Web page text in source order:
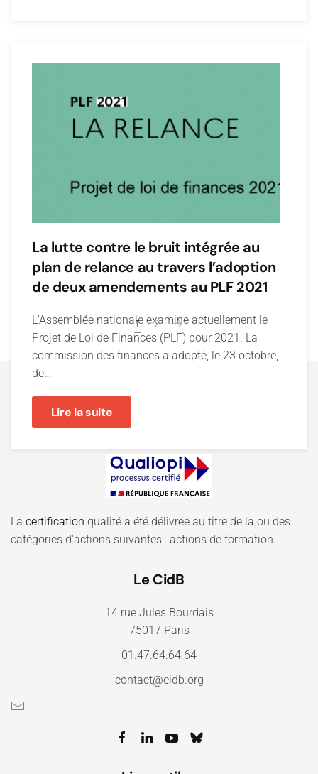
La lutte contre le bruit intégrée au
plan de relance au travers l’adoption
de deux amendements au PLF 2021
L'Assemblée nationale examine actuellement le
Projet de Loi de Finances (PLF) pour 2021. La
commission des finances a adopté, le 23 octobre,
de…
Lire la suite
1 2
La certification qualité a été délivrée au titre de la ou des
catégories d'actions suivantes : actions de formation.
Le CidB
14 rue Jules Bourdais
75017 Paris
01.47.64.64.64
contact@cidb.org